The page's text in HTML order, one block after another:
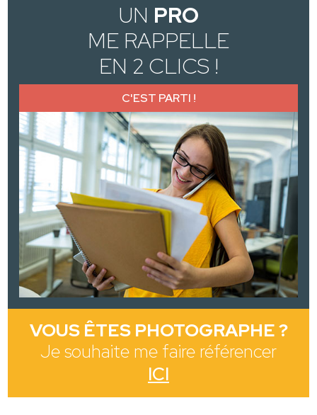
UN PRO
ME RAPPELLE
EN 2 CLICS !
C'EST PARTI !
VOUS ÊTES PHOTOGRAPHE ?
Je souhaite me faire référencer
ICI